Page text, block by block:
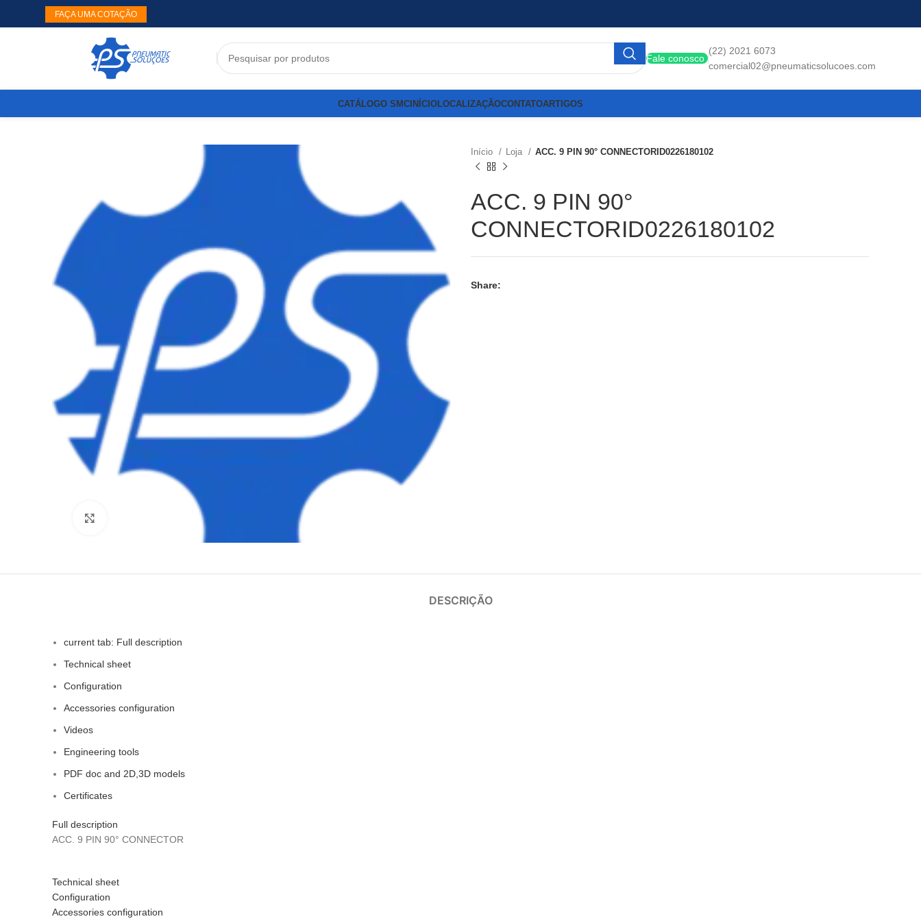
FAÇA UMA COTAÇÃO
Fale conosco
(22) 2021 6073
comercial02@pneumaticsolucoes.com
CATÁLOGO SMCINÍCIOLOCALIZAÇÃOCONTATOARTIGOS
Início Loja ACC. 9 PIN 90° CONNECTORID0226180102
ACC. 9 PIN 90°
CONNECTORID0226180102
Share:
DESCRIÇÃO
current tab: Full description
Technical sheet
Configuration
Accessories configuration
Videos
Engineering tools
PDF doc and 2D,3D models
Certificates
Full description
ACC. 9 PIN 90° CONNECTOR
Technical sheet
Configuration
Accessories configuration